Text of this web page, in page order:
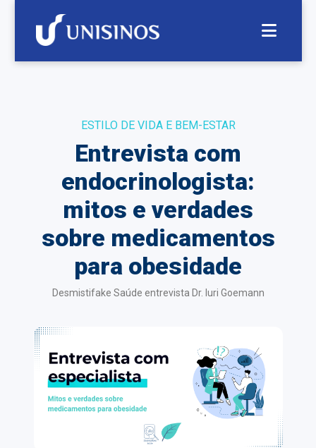
ESTILO DE VIDA E BEM-ESTAR
Entrevista com
endocrinologista:
mitos e verdades
sobre medicamentos
para obesidade
Desmistifake Saúde entrevista Dr. Iuri Goemann